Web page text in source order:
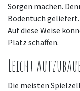
Sorgen machen.
Bodentuch
Auf diese Weise
Platz schaffen.
Leicht
Die meisten